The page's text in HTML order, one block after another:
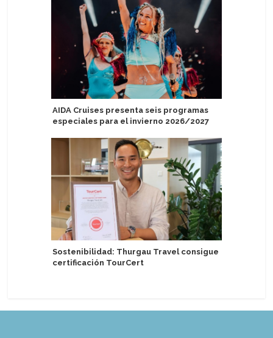
AIDA Cruises presenta seis programas
especiales para el invierno 2026/2027
Sostenibilidad: Thurgau Travel consigue
certificación TourCert